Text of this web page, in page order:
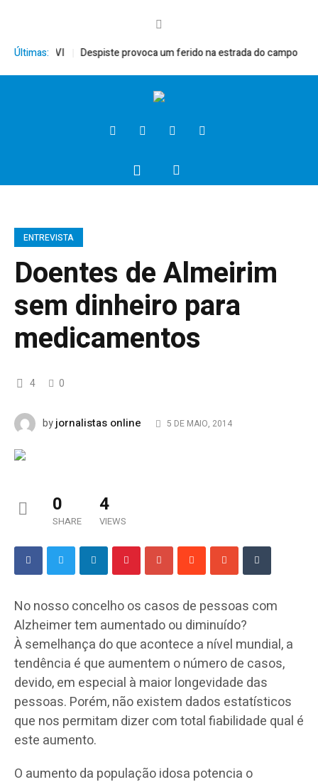
Últimas:
XVI Despiste provoca um ferido na estrada do campo
ENTREVISTA
Doentes de Almeirim
sem dinheiro para
medicamentos
4 0
byjornalistas online 5 DE MAIO, 2014
0
SHARE
4
VIEWS
No nosso concelho os casos de pessoas com
Alzheimer tem aumentado ou diminuído?
À semelhança do que acontece a nível mundial, a
tendência é que aumentem o número de casos,
devido, em especial à maior longevidade das
pessoas. Porém, não existem dados estatísticos
que nos permitam dizer com total fiabilidade qual é
este aumento.
O aumento da população idosa potencia o